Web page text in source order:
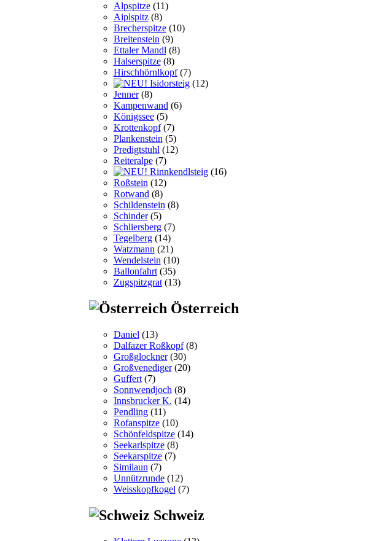
Alpspitze(11)
Aiplspitz(8)
Brecherspitze(10)
Breitenstein (9)
Ettaler Mandl (8)
Halserspitze(8)
Hirschhörnlkopf(7)
Isidorsteig(12)
Jenner(8)
Kampenwand (6)
Königssee(5)
Krottenkopf(7)
Plankenstein (5)
Predigtstuhl (12)
Reiteralpe(7)
Rinnkendlsteig(16)
Roßstein (12)
Rotwand (8)
Schildenstein (8)
Schinder(5)
Schliersberg(7)
Tegelberg(14)
Watzmann (21)
Wendelstein (10)
Ballonfahrt(35)
Zugspitzgrat(13)
Österreich
Daniel (13)
Dalfazer Roßkopf(8)
Großglockner(30)
Großvenediger(20)
Guffert(7)
Sonnwendjoch (8)
Innsbrucker K. (14)
Pendling(11)
Rofanspitze(10)
Schönfeldspitze(14)
Seekarlspitze(8)
Seekarspitze(7)
Similaun (7)
Unnützrunde(12)
Weisskopfkogel (7)
Schweiz